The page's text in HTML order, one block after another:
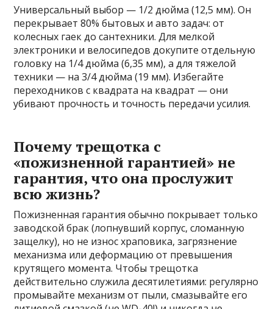
Универсальный выбор — 1/2 дюйма (12,5 мм). Он
перекрывает 80% бытовых и авто задач: от
колесных гаек до сантехники. Для мелкой
электроники и велосипедов докупите отдельную
головку на 1/4 дюйма (6,35 мм), а для тяжелой
техники — на 3/4 дюйма (19 мм). Избегайте
переходников с квадрата на квадрат — они
убивают прочность и точность передачи усилия.
Почему трещотка с
«пожизненной гарантией» не
гарантия, что она прослужит
всю жизнь?
Пожизненная гарантия обычно покрывает только
заводской брак (лопнувший корпус, сломанную
защелку), но не износ храповика, загрязнение
механизма или деформацию от превышения
крутящего момента. Чтобы трещотка
действительно служила десятилетиями: регулярно
промывайте механизм от пыли, смазывайте его